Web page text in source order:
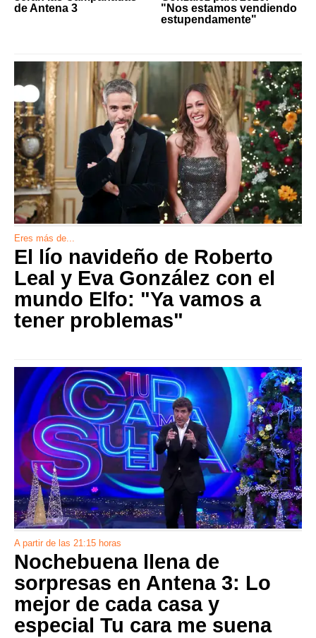
de Antena 3
"Nos estamos vendiendo
estupendamente"
Eres más de...
El lío navideño de Roberto
Leal y Eva González con el
mundo Elfo: "Ya vamos a
tener problemas"
A partir de las 21:15 horas
Nochebuena llena de
sorpresas en Antena 3: Lo
mejor de cada casa y
especial Tu cara me suena